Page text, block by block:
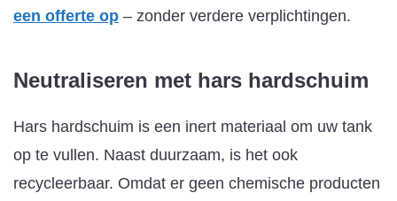
een offerte op – zonder verdere verplichtingen.
Neutraliseren met hars hardschuim
Hars hardschuim is een inert materiaal om uw tank
op te vullen. Naast duurzaam, is het ook
recycleerbaar. Omdat er geen chemische producten